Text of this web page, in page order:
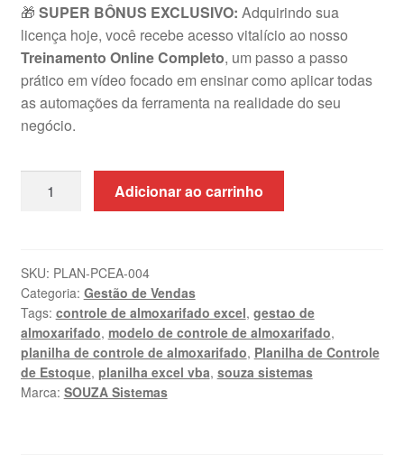
🎁 SUPER BÔNUS EXCLUSIVO: Adquirindo sua
licença hoje, você recebe acesso vitalício ao nosso
Treinamento Online Completo, um passo a passo
prático em vídeo focado em ensinar como aplicar todas
as automações da ferramenta na realidade do seu
negócio.
Estoque
e
Almoxarifado
Excel
quantidade
Adicionar ao carrinho
SKU: PLAN-PCEA-004
Categoria: Gestão de Vendas
Tags: controle de almoxarifado excel, gestao de
almoxarifado, modelo de controle de almoxarifado,
planilha de controle de almoxarifado, Planilha de Controle
de Estoque, planilha excel vba, souza sistemas
Marca: SOUZA Sistemas